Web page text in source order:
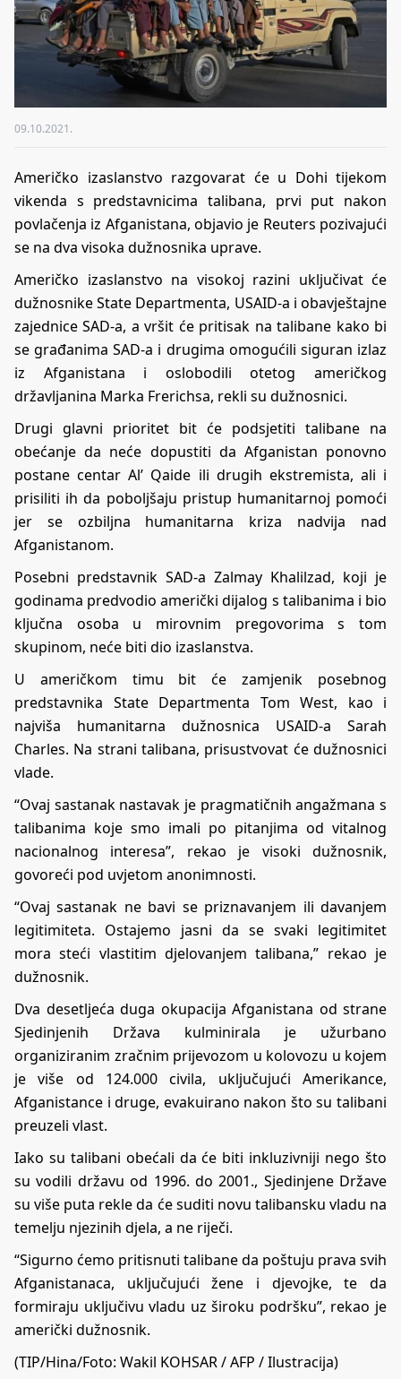
09.10.2021.
Američko izaslanstvo razgovarat će u Dohi tijekom
vikenda s predstavnicima talibana, prvi put nakon
povlačenja iz Afganistana, objavio je Reuters pozivajući
se na dva visoka dužnosnika uprave.
Američko izaslanstvo na visokoj razini uključivat će
dužnosnike State Departmenta, USAID-a i obavještajne
zajednice SAD-a, a vršit će pritisak na talibane kako bi
se građanima SAD-a i drugima omogućili siguran izlaz
iz Afganistana i oslobodili otetog američkog
državljanina Marka Frerichsa, rekli su dužnosnici.
Drugi glavni prioritet bit će podsjetiti talibane na
obećanje da neće dopustiti da Afganistan ponovno
postane centar Al’ Qaide ili drugih ekstremista, ali i
prisiliti ih da poboljšaju pristup humanitarnoj pomoći
jer se ozbiljna humanitarna kriza nadvija nad
Afganistanom.
Posebni predstavnik SAD-a Zalmay Khalilzad, koji je
godinama predvodio američki dijalog s talibanima i bio
ključna osoba u mirovnim pregovorima s tom
skupinom, neće biti dio izaslanstva.
U američkom timu bit će zamjenik posebnog
predstavnika State Departmenta Tom West, kao i
najviša humanitarna dužnosnica USAID-a Sarah
Charles. Na strani talibana, prisustvovat će dužnosnici
vlade.
“Ovaj sastanak nastavak je pragmatičnih angažmana s
talibanima koje smo imali po pitanjima od vitalnog
nacionalnog interesa”, rekao je visoki dužnosnik,
govoreći pod uvjetom anonimnosti.
“Ovaj sastanak ne bavi se priznavanjem ili davanjem
legitimiteta. Ostajemo jasni da se svaki legitimitet
mora steći vlastitim djelovanjem talibana,” rekao je
dužnosnik.
Dva desetljeća duga okupacija Afganistana od strane
Sjedinjenih Država kulminirala je užurbano
organiziranim zračnim prijevozom u kolovozu u kojem
je više od 124.000 civila, uključujući Amerikance,
Afganistance i druge, evakuirano nakon što su talibani
preuzeli vlast.
Iako su talibani obećali da će biti inkluzivniji nego što
su vodili državu od 1996. do 2001., Sjedinjene Države
su više puta rekle da će suditi novu talibansku vladu na
temelju njezinih djela, a ne riječi.
“Sigurno ćemo pritisnuti talibane da poštuju prava svih
Afganistanaca, uključujući žene i djevojke, te da
formiraju uključivu vladu uz široku podršku”, rekao je
američki dužnosnik.
(TIP/Hina/Foto: Wakil KOHSAR / AFP / Ilustracija)